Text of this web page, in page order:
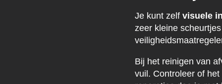
Je kunt zelf visuele
zeer kleine
Bij het reinigen van
vuil. Controleer of